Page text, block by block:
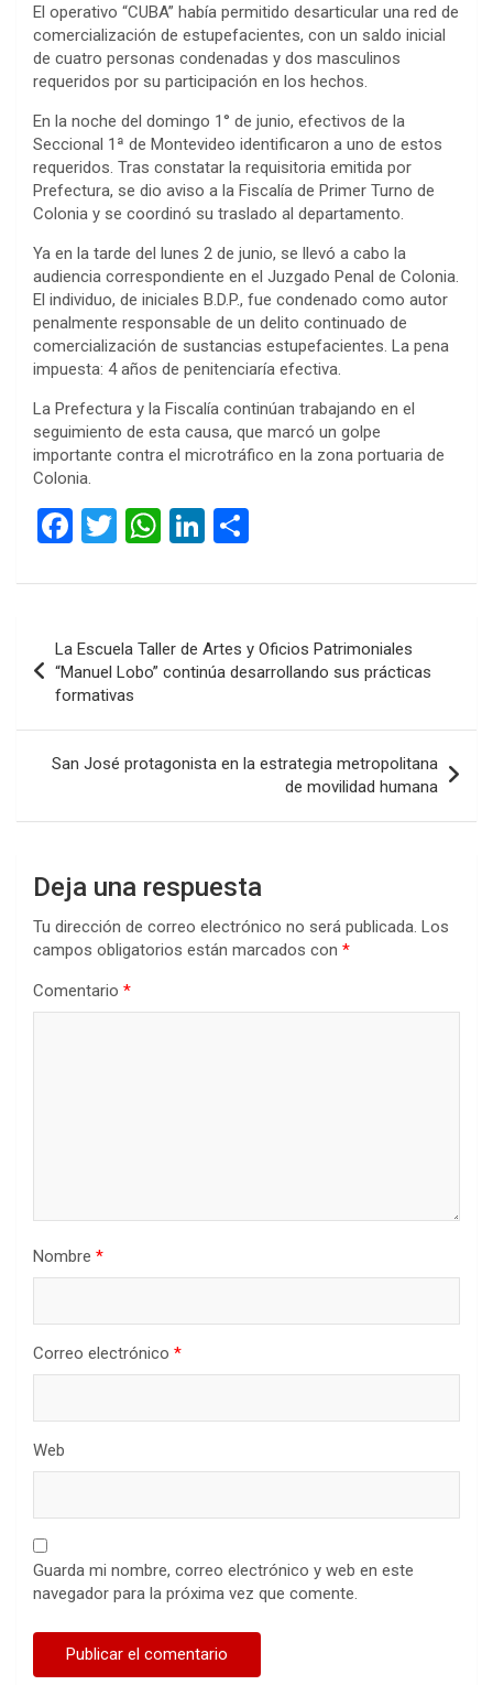
El operativo “CUBA” había permitido desarticular una red de
comercialización de estupefacientes, con un saldo inicial
de cuatro personas condenadas y dos masculinos
requeridos por su participación en los hechos.
En la noche del domingo 1° de junio, efectivos de la
Seccional 1ª de Montevideo identificaron a uno de estos
requeridos. Tras constatar la requisitoria emitida por
Prefectura, se dio aviso a la Fiscalía de Primer Turno de
Colonia y se coordinó su traslado al departamento.
Ya en la tarde del lunes 2 de junio, se llevó a cabo la
audiencia correspondiente en el Juzgado Penal de Colonia.
El individuo, de iniciales B.D.P., fue condenado como autor
penalmente responsable de un delito continuado de
comercialización de sustancias estupefacientes. La pena
impuesta: 4 años de penitenciaría efectiva.
La Prefectura y la Fiscalía continúan trabajando en el
seguimiento de esta causa, que marcó un golpe
importante contra el microtráfico en la zona portuaria de
Colonia.
F
ce
o
o
k
T
tt
W
at
A
p
Li
ke
n
m
ar
de
entradas
La Escuela Taller de Artes y Oficios Patrimoniales
“Manuel Lobo” continúa desarrollando sus prácticas
formativas
San José protagonista en la estrategia metropolitana
de movilidad humana
Deja una respuesta
Tu dirección de correo electrónico no será publicada. Los
campos obligatorios están marcados con *
Comentario *
Nombre *
Correo electrónico *
Web
Guarda mi nombre, correo electrónico y web en este
navegador para la próxima vez que comente.